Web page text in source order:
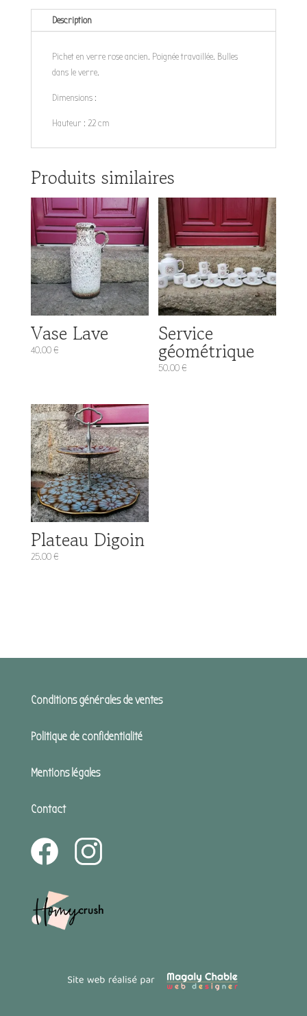
Description
Pichet en verre rose ancien. Poignée travaillée. Bulles
dans le verre.
Dimensions :
Hauteur : 22 cm
Produits similaires
Vase Lave
40.00€
Service
géométrique
50.00€
Plateau Digoin
25.00€
Conditions générales de ventes
Politique de confidentialité
Mentions légales
Contact